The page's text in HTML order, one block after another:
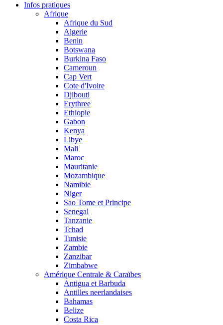
Infos pratiques
Afrique
Afrique du Sud
Algerie
Benin
Botswana
Burkina Faso
Cameroun
Cap Vert
Cote d'Ivoire
Djibouti
Erythree
Ethiopie
Gabon
Kenya
Libye
Mali
Maroc
Mauritanie
Mozambique
Namibie
Niger
Sao Tome et Principe
Senegal
Tanzanie
Tchad
Tunisie
Zambie
Zanzibar
Zimbabwe
Amérique Centrale & Caraïbes
Antigua et Barbuda
Antilles neerlandaises
Bahamas
Belize
Costa Rica